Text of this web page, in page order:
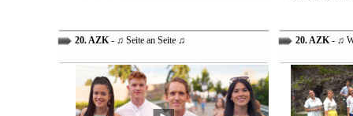
20. AZK- ♫ Seite an Seite ♫ 20. AZK- ♫